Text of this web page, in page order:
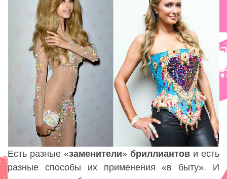
Есть разные «заменители» бриллиантов и есть
разные способы их применения «в быту». И